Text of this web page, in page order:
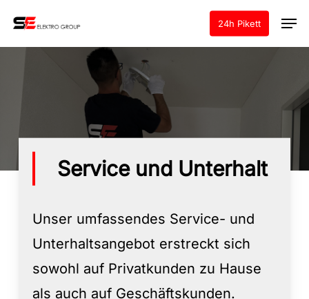
24h Pikett
Service und Unterhalt
Unser umfassendes Service- und
Unterhaltsangebot erstreckt sich
sowohl auf Privatkunden zu Hause
als auch auf Geschäftskunden.